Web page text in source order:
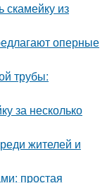
скамейку из
оперные
трубы:
за несколько
жителей и
простая